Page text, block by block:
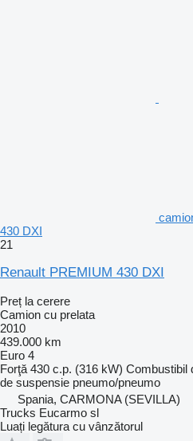
430 DXI
21
Renault PREMIUM 430 DXI
Preț la cerere
Camion cu prelata
2010
439.000 km
Euro 4
Forţă 430 c.p. (316 kW) Combustibil
de suspensie pneumo/pneumo
Spania, CARMONA (SEVILLA)
Trucks Eucarmo sl
Luați legătura cu vânzătorul